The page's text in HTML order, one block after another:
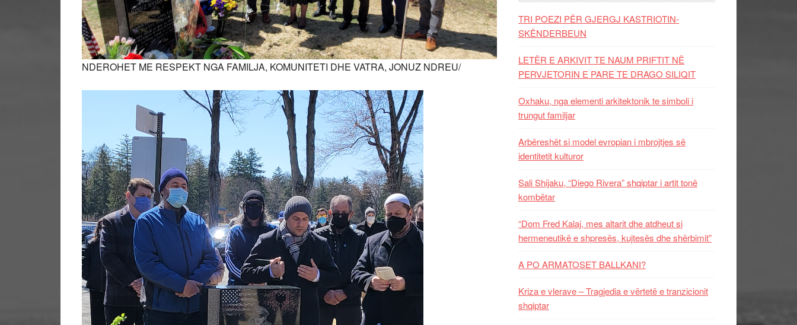
NDEROHET ME RESPEKT NGA FAMILJA, KOMUNITETI DHE VATRA, JONUZ NDREU/
TRI POEZI PËR GJERGJ KASTRIOTIN-
SKËNDERBEUN
LETËR E ARKIVIT TE NAUM PRIFTIT NË
PERVJETORIN E PARE TE DRAGO SILIQIT
Oxhaku, nga elementi arkitektonik te simboli i
trungut familjar
Arbëreshët si model evropian i mbrojtjes së
identitetit kulturor
Sali Shijaku, “Diego Rivera” shqiptar i artit tonë
kombëtar
“Dom Fred Kalaj, mes altarit dhe atdheut si
hermeneutikë e shpresës, kujtesës dhe shërbimit”
A PO ARMATOSET BALLKANI?
Kriza e vlerave – Tragjedia e vërtetë e tranzicionit
shqiptar